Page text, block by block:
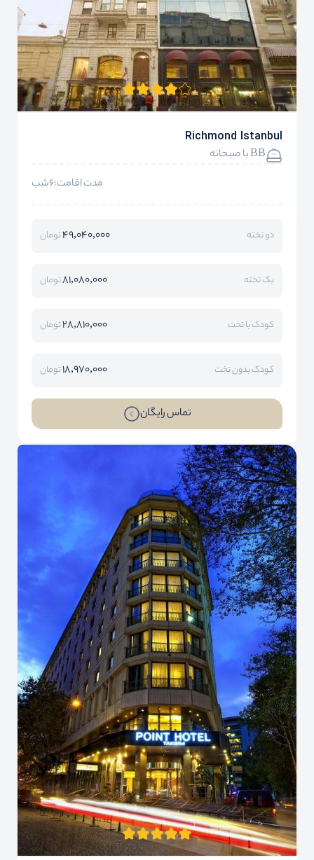
Richmond Istanbul
BB با صبحانه
مدت اقامت:6شب
دو تخته 49,040,000تومان
یک تخته 81,080,000تومان
کودک با تخت 28,810,000تومان
کودک بدون تخت 18,970,000تومان
تماس رایگان